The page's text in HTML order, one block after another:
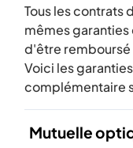
Tous les contrats
mêmes
d'être remboursé
Voici les
complémentaire
Mutuelle